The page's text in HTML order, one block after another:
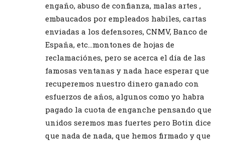
engaño, abuso de confianza, malas artes ,
embaucados por empleados habiles, cartas
enviadas a los defensores, CNMV, Banco de
España, etc…montones de hojas de
reclamaciónes, pero se acerca el día de las
famosas ventanas y nada hace esperar que
recuperemos nuestro dinero ganado con
esfuerzos de años, algunos como yo habra
pagado la cuota de enganche pensando que
unidos seremos mas fuertes pero Botin dice
que nada de nada, que hemos firmado y que